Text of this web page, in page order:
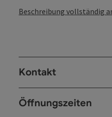
Beschreibung vollständig
Kontakt
Öffnungszeiten